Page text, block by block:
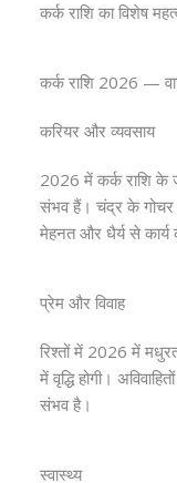
कर्क राशि का विशेष
कर्क राशि 2026 —
करियर और व्यवसाय
2026 में कर्क राशि के
संभव हैं। चंद्र के गोचर
मेहनत और धैर्य से
प्रेम और विवाह
रिश्तों में 2026 में
में वृद्धि होगी।
संभव है।
स्वास्थ्य